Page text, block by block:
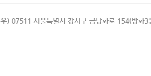
우) 07511 서울특별시 강서구 금낭화로 154(방화3